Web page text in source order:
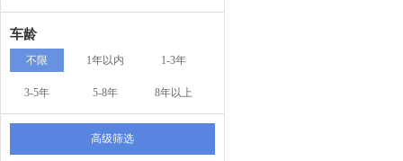
车龄
不限 1年以内 1-3年
3-5年 5-8年 8年以上
高级筛选